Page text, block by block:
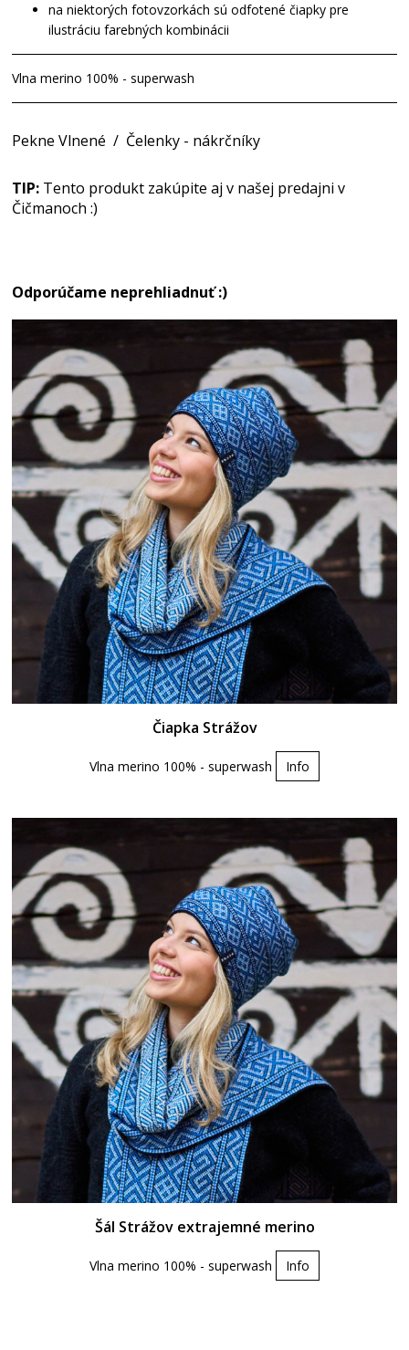
na niektorých fotovzorkách sú odfotené čiapky pre
ilustráciu farebných kombinácii
Vlna merino 100% - superwash
Pekne Vlnené / Čelenky - nákrčníky
TIP: Tento produkt zakúpite aj v našej predajni v
Čičmanoch :)
Odporúčame neprehliadnuť :)
Čiapka Strážov
Vlna merino 100% - superwash Info
Šál Strážov extrajemné merino
Vlna merino 100% - superwash Info